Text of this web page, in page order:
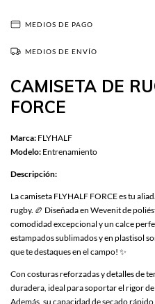
MEDIOS DE PAGO
MEDIOS DE ENVÍO
CAMISETA DE
FORCE
Marca: FLYHALF
Modelo: Entrenamiento
Descripción:
La camiseta FLYHALF FORCE es tu
rugby. 🏉 Diseñada en Wevenit de
comodidad excepcional y un calce
estampados sublimados y en plastisol
que te destaques en el campo! ✨
Con costuras reforzadas y detalles de
duradera, ideal para soportar el rigor
Además, su capacidad de secado